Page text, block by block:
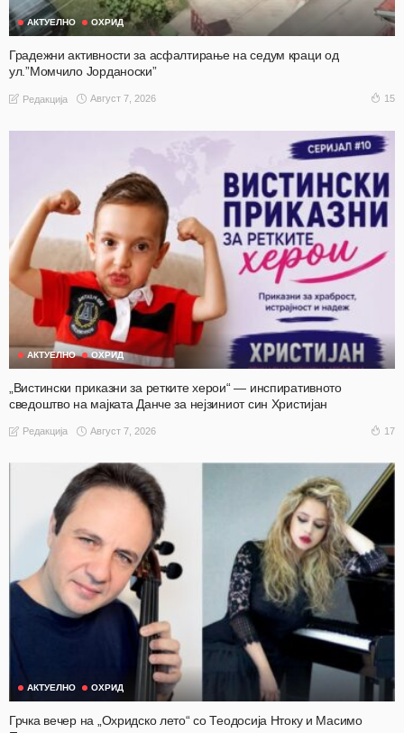
АКТУЕЛНО ОХРИД
Градежни активности за асфалтирање на седум краци од
ул.”Момчило Јорданоски”
Редакција Август 7, 2026 15
АКТУЕЛНО ОХРИД
„Вистински приказни за ретките херои“ — инспиративното
сведоштво на мајката Данче за нејзиниот син Христијан
Редакција Август 7, 2026 17
АКТУЕЛНО ОХРИД
Грчка вечер на „Охридско лето“ со Теодосија Нтоку и Масимо